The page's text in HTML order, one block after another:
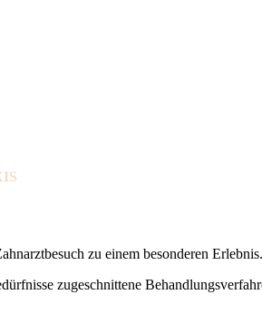
zu einem besonderen Erlebnis.
zugeschnittene